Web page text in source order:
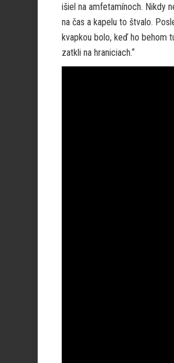
išiel na amfetamínoch. Nikdy
na čas a kapelu to štvalo.
kvapkou bolo, keď ho behom
zatkli na hraniciach.“